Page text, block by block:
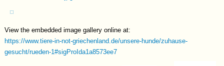
verträglich und spielt gerne. Für sein zukünftiges Zuhause wünschen wir
uns Menschen, die gerne sportlich aktiv mit dem Hund unterwegs sind.
Video
View the embedded image gallery online at:
https://www.tiere-in-not-griechenland.de/unsere-hunde/zuhause-
gesucht/rueden-1#sigProIda1a8573ee7